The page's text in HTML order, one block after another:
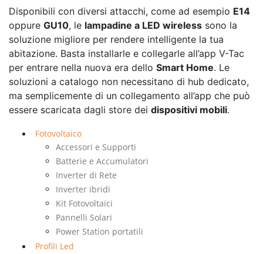
Disponibili con diversi attacchi, come ad esempio E14
oppure GU10, le lampadine a LED wireless sono la
soluzione migliore per rendere intelligente la tua
abitazione. Basta installarle e collegarle all’app V-Tac
per entrare nella nuova era dello Smart Home. Le
soluzioni a catalogo non necessitano di hub dedicato,
ma semplicemente di un collegamento all’app che può
essere scaricata dagli store dei dispositivi mobili.
Fotovoltaico
Accessori e Supporti
Batterie e Accumulatori
Inverter di Rete
Inverter ibridi
Kit Fotovoltaici
Pannelli Solari
Power Station portatili
Profili Led